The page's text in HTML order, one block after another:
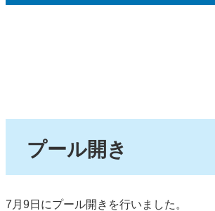
プール開き
7月9日にプール開きを行いました。